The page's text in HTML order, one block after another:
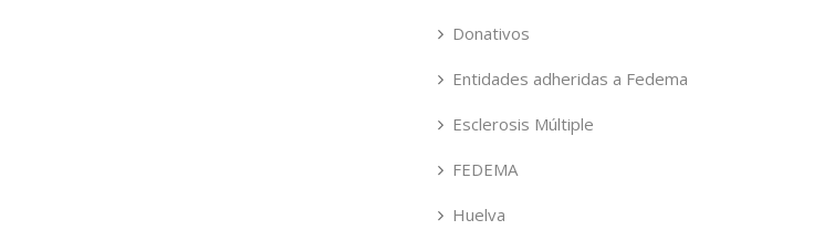
Donativos
Entidades adheridas a Fedema
Esclerosis Múltiple
FEDEMA
Huelva